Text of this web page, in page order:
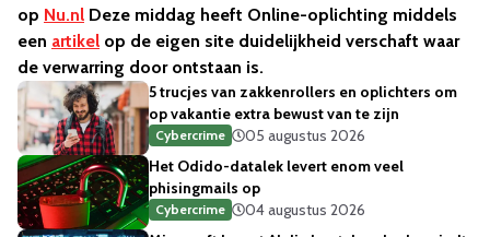
op Nu.nl Deze middag heeft Online-oplichting middels
een artikel op de eigen site duidelijkheid verschaft waar
de verwarring door ontstaan is.
5 trucjes van zakkenrollers en oplichters om
op vakantie extra bewust van te zijn
Cybercrime
05 augustus 2026
Het Odido-datalek levert enom veel
phisingmails op
Cybercrime
04 augustus 2026